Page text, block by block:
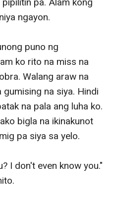
pa. Alam kong
ngayon.
puno ng
ko rito na miss na
Walang araw na
na siya. Hindi
na pala ang luha ko.
bigla na ikinakunot
pa siya sa yelo.
I don't even know you."